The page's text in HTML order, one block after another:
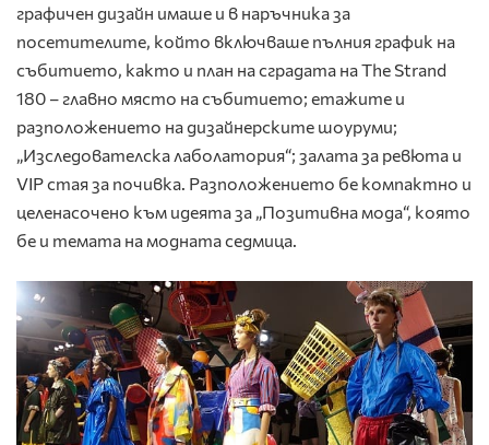
графичен дизайн имаше и в наръчника за
посетителите, който включваше пълния график на
събитието, както и план на сградата на The Strand
180 – главно място на събитието; етажите и
разположението на дизайнерските шоуруми;
„Изследователска лаболатория“; залата за ревюта и
VIP стая за почивка. Разположението бе компактно и
целенасочено към идеята за „Позитивна мода“, която
бе и темата на модната седмица.